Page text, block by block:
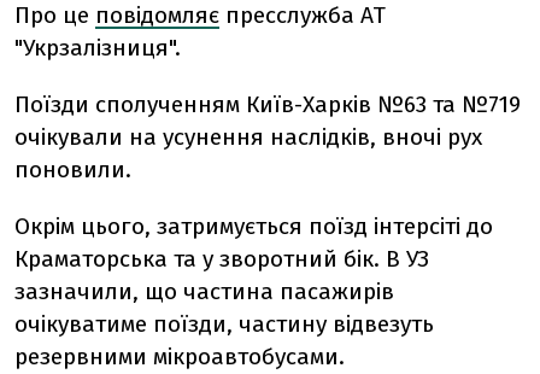
Про це повідомляє пресслужба АТ
"Укрзалізниця".
Поїзди сполученням Київ-Харків №63 та №719
очікували на усунення наслідків, вночі рух
поновили.
Окрім цього, затримується поїзд інтерсіті до
Краматорська та у зворотний бік. В УЗ
зазначили, що частина пасажирів
очікуватиме поїзди, частину відвезуть
резервними мікроавтобусами.